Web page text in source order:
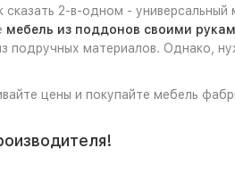
сказать 2-в-одном -
мебель из поддонов своими
подручных материалов. Однако,
цены и покупайте мебель